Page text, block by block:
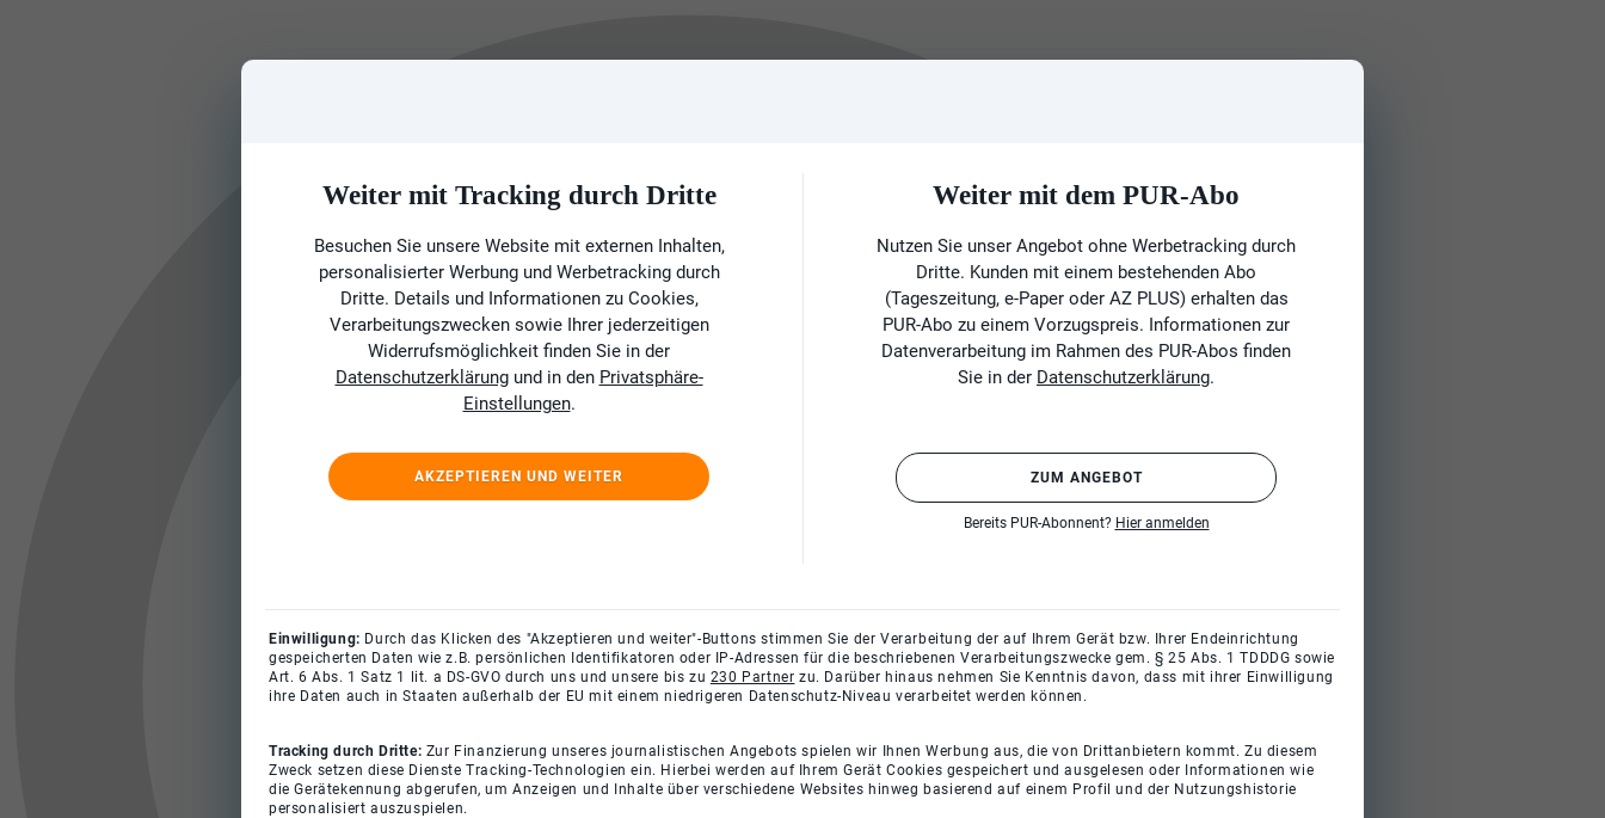
Weiter mit Tracking durch Dritte
Besuchen Sie unsere Website mit externen Inhalten,
personalisierter Werbung und Werbetracking durch
Dritte. Details und Informationen zu Cookies,
Verarbeitungszwecken sowie Ihrer jederzeitigen
Widerrufsmöglichkeit finden Sie in der
Datenschutzerklärungund in den Privatsphäre-
Einstellungen.
AKZEPTIEREN UND WEITER
Weiter mit dem PUR-Abo
Nutzen Sie unser Angebot ohne Werbetracking durch
Dritte. Kunden mit einem bestehenden Abo
(Tageszeitung, e-Paper oder AZ PLUS) erhalten das
PUR-Abo zu einem Vorzugspreis. Informationen zur
Datenverarbeitung im Rahmen des PUR-Abos finden
Sie in der Datenschutzerklärung.
ZUM ANGEBOT
Bereits PUR-Abonnent? Hier anmelden
Einwilligung: Durch das Klicken des "Akzeptieren und weiter"-Buttons stimmen Sie der Verarbeitung der auf Ihrem Gerät bzw. Ihrer Endeinrichtung
gespeicherten Daten wie z.B. persönlichen Identifikatoren oder IP-Adressen für die beschriebenen Verarbeitungszwecke gem. § 25 Abs. 1 TDDDG sowie
Art. 6 Abs. 1 Satz 1 lit. a DS-GVO durch uns und unsere bis zu 230 Partner zu. Darüber hinaus nehmen Sie Kenntnis davon, dass mit ihrer Einwilligung
ihre Daten auch in Staaten außerhalb der EU mit einem niedrigeren Datenschutz-Niveau verarbeitet werden können.
Tracking durch Dritte: Zur Finanzierung unseres journalistischen Angebots spielen wir Ihnen Werbung aus, die von Drittanbietern kommt. Zu diesem
Zweck setzen diese Dienste Tracking-Technologien ein. Hierbei werden auf Ihrem Gerät Cookies gespeichert und ausgelesen oder Informationen wie
die Gerätekennung abgerufen, um Anzeigen und Inhalte über verschiedene Websites hinweg basierend auf einem Profil und der Nutzungshistorie
personalisiert auszuspielen.